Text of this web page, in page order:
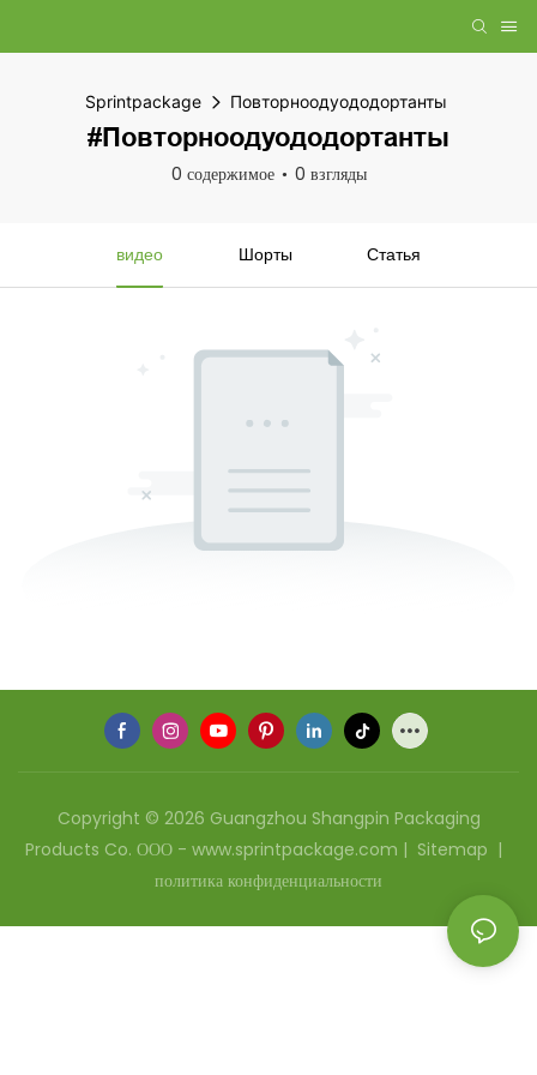
Sprintpackage Повторноодуододортанты
#Повторноодуододортанты
0 содержимое 0 взгляды
видео Шорты Статья
Copyright © 2026 Guangzhou Shangpin Packaging
Products Co. ООО - www.sprintpackage.com | Sitemap |
политика конфиденциальности